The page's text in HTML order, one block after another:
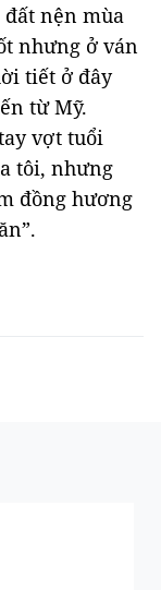
nện mùa
nhưng ở ván
tiết ở đây
từ Mỹ.
vợt tuổi
tôi, nhưng
đồng hương